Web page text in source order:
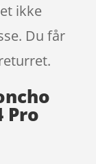
ikke
Du får
Pro